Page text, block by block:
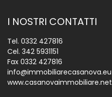
I NOSTRI CONTATTI
Tel. 0332 427816
Cel. 342 5931151
Fax 0332 427816
info@immobiliarecasanova.eu
www.casanovaimmobiliare.net